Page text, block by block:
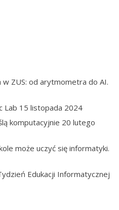
ZUS: od arytmometra do AI.
Lab 15 listopada 2024
komputacyjnie 20 lutego
może uczyć się informatyki.
Edukacji Informatycznej